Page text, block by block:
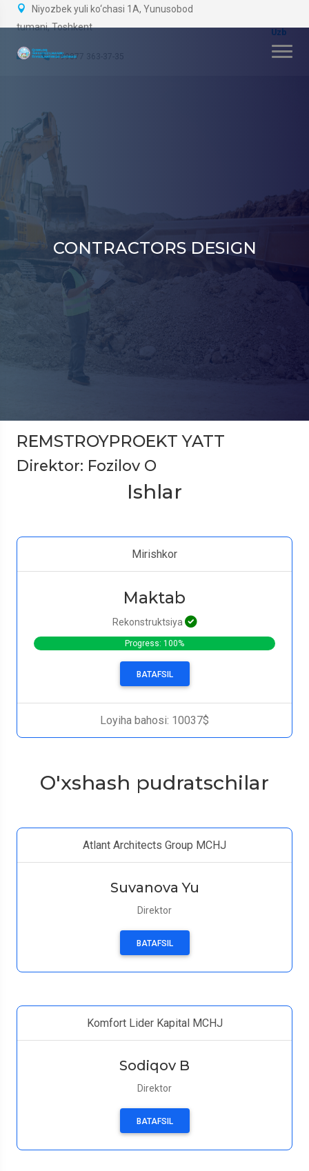
Niyozbek yuli ko‘chasi 1A, Yunusobod
tumani, Toshkent
+99877 363-37-35
CONTRACTORS DESIGN
REMSTROYPROEKT YATT
Direktor: Fozilov O
Ishlar
Mirishkor
Maktab
Rekonstruktsiya
Progress: 100%
BATAFSIL
Loyiha bahosi: 10037$
O'xshash pudratschilar
Atlant Architects Group MCHJ
Suvanova Yu
Direktor
BATAFSIL
Komfort Lider Kapital MCHJ
Sodiqov B
Direktor
BATAFSIL